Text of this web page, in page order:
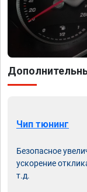
Чип тюнинг
Безопасное
ускорение
т.д.